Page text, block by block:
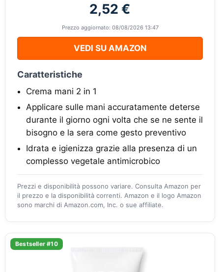
2,52 €
Prezzo aggiornato: 08/08/2026 13:47
VEDI SU AMAZON
Caratteristiche
Crema mani 2 in 1
Applicare sulle mani accuratamente deterse
durante il giorno ogni volta che se ne sente il
bisogno e la sera come gesto preventivo
Idrata e igienizza grazie alla presenza di un
complesso vegetale antimicrobico
Prezzi e disponibilità possono variare. Consulta Amazon per
il prezzo e la disponibilità correnti. Amazon e il logo Amazon
sono marchi di Amazon.com, Inc. o sue affiliate.
Bestseller #10